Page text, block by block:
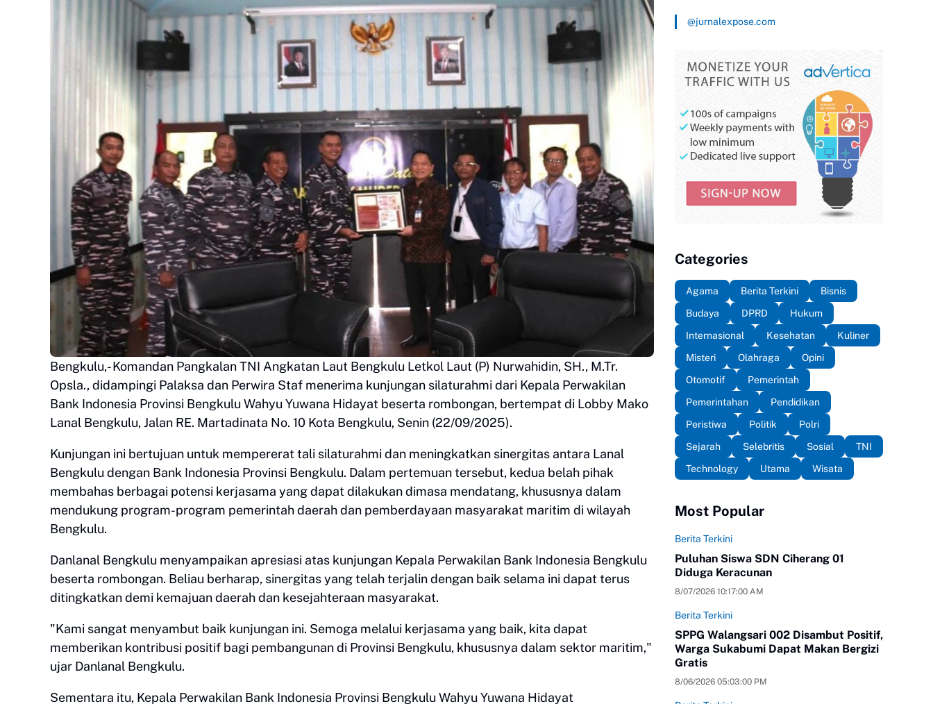
Bengkulu,- Komandan Pangkalan TNI Angkatan Laut Bengkulu Letkol Laut (P) Nurwahidin, SH., M.Tr.
Opsla., didampingi Palaksa dan Perwira Staf menerima kunjungan silaturahmi dari Kepala Perwakilan
Bank Indonesia Provinsi Bengkulu Wahyu Yuwana Hidayat beserta rombongan, bertempat di Lobby Mako
Lanal Bengkulu, Jalan RE. Martadinata No. 10 Kota Bengkulu, Senin (22/09/2025).
Kunjungan ini bertujuan untuk mempererat tali silaturahmi dan meningkatkan sinergitas antara Lanal
Bengkulu dengan Bank Indonesia Provinsi Bengkulu. Dalam pertemuan tersebut, kedua belah pihak
membahas berbagai potensi kerjasama yang dapat dilakukan dimasa mendatang, khususnya dalam
mendukung program-program pemerintah daerah dan pemberdayaan masyarakat maritim di wilayah
Bengkulu.
Danlanal Bengkulu menyampaikan apresiasi atas kunjungan Kepala Perwakilan Bank Indonesia Bengkulu
beserta rombongan. Beliau berharap, sinergitas yang telah terjalin dengan baik selama ini dapat terus
ditingkatkan demi kemajuan daerah dan kesejahteraan masyarakat.
"Kami sangat menyambut baik kunjungan ini. Semoga melalui kerjasama yang baik, kita dapat
memberikan kontribusi positif bagi pembangunan di Provinsi Bengkulu, khususnya dalam sektor maritim,"
ujar Danlanal Bengkulu.
Sementara itu, Kepala Perwakilan Bank Indonesia Provinsi Bengkulu Wahyu Yuwana Hidayat
@jurnalexpose.com
Categories
Agama Berita Terkini
Bisnis
Budaya
DPRD
Hukum
Internasional
Kesehatan
Kuliner
Misteri
Olahraga
Opini
Otomotif
Pemerintah
Pemerintahan
Pendidikan
Peristiwa
Politik
Polri
Sejarah
Selebritis Sosial
TNI
Technology
Utama Wisata
Most Popular
Berita Terkini
Puluhan Siswa SDN Ciherang 01
Diduga Keracunan
8/07/2026 10:17:00 AM
Berita Terkini
SPPG Walangsari 002 Disambut Positif,
Warga Sukabumi Dapat Makan Bergizi
Gratis
8/06/2026 05:03:00 PM